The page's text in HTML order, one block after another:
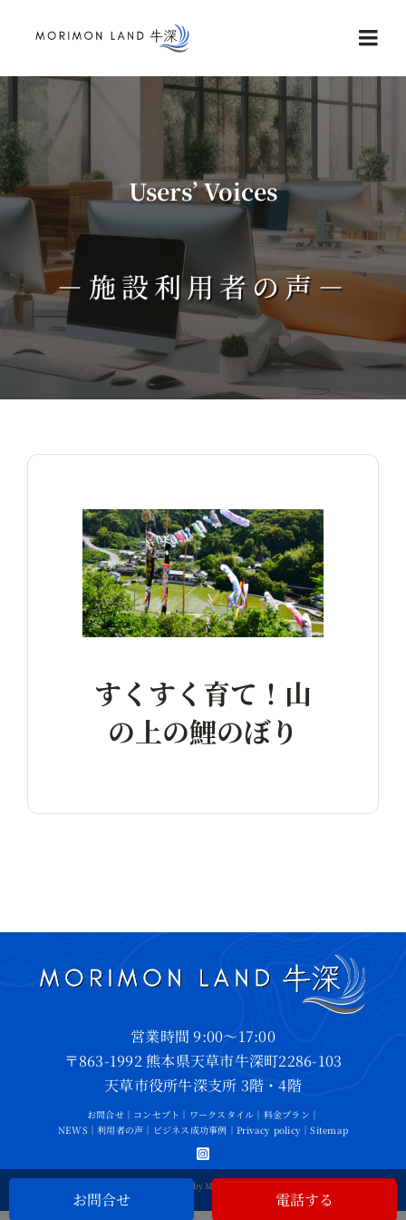
Home
Service
NEWS
Reviews
Contact
Users’ Voices
－施設利用者の声－
すくすく育て！山
の上の鯉のぼり
営業時間 9:00～17:00
〒863-1992 熊本県天草市牛深町2286-103
天草市役所牛深支所 3階・4階
お問合せ｜ コンセプト ｜ ワークスタイル ｜ 料金プラン ｜
NEWS｜利用者の声 ｜ ビジネス成功事例 ｜ Privacy policy ｜Sitemap
©2026 • All Rights Reserved by MORIMON LAND USHIBUKA
お問合せ 電話する